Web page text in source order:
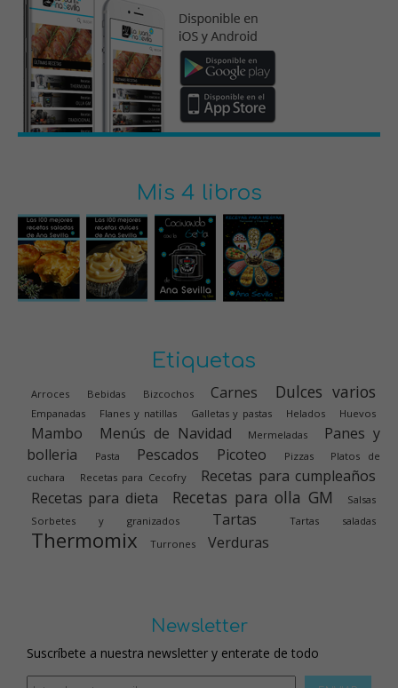
Mis 4 libros
Etiquetas
Arroces Bebidas Bizcochos Carnes Dulces varios
Empanadas Flanes y natillas Galletas y pastas Helados Huevos
Mambo Menús de Navidad Mermeladas
Panes y
bolleria
Pasta Pescados Picoteo Pizzas
Platos de
cuchara
Recetas para Cecofry
Recetas para cumpleaños
Recetas para dieta
Recetas para olla GM
Salsas
Sorbetes y granizados
Tartas Tartas saladas
Thermomix Turrones Verduras
Newsletter
Suscríbete a nuestra newsletter y enterate de todo